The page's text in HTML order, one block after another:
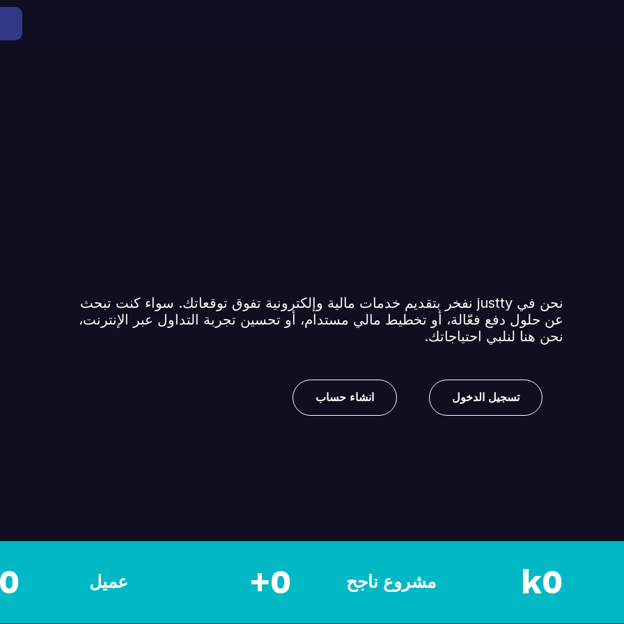
نحن في justty نفخر بتقديم خدمات مالية وإلكترونية تفوق توقعاتك. سواء كنت تبحث
عن حلول دفع فعّالة، أو تخطيط مالي مستدام، أو تحسين تجربة التداول عبر الإنترنت،
نحن هنا لنلبي احتياجاتك.
تسجيل الدخول انشاء حساب
0
k مشروع ناجح 0
+ عميل 0